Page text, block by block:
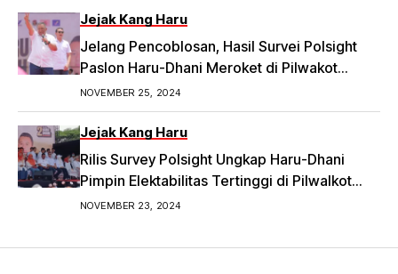
Jejak Kang Haru
Jelang Pencoblosan, Hasil Survei Polsight
Paslon Haru-Dhani Meroket di Pilwakot
Bandung
NOVEMBER 25, 2024
Jejak Kang Haru
Rilis Survey Polsight Ungkap Haru-Dhani
Pimpin Elektabilitas Tertinggi di Pilwalkot
Bandung 2024
NOVEMBER 23, 2024